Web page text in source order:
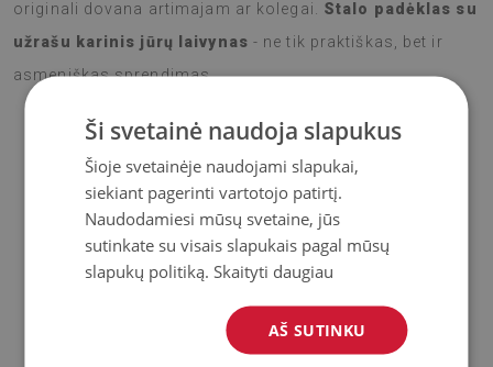
originali dovana artimajam ar kolegai. Stalo padėklas su
užrašu karinis jūrų laivynas - ne tik praktiškas, bet ir
asmeniškas sprendimas.
Medžiaga: Vinilas padengtas PES tinkleliu.
Storis:1,6mm
Didelis atsparumas spalvos pasikeitimui ir
Ši svetainė naudoja slapukus
Šioje svetainėje naudojami slapukai,
siekiant pagerinti vartotojo patirtį.
Naudodamiesi mūsų svetaine, jūs
sutinkate su visais slapukais pagal mūsų
slapukų politiką.Skaityti daugiau
AŠ SUTINKU